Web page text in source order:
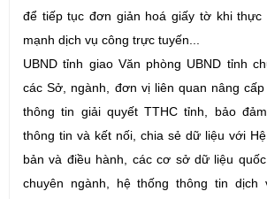
để tiếp tục đơn giản hoá giấy tờ khi thực
mạnh dịch vụ công trực tuyến...
UBND tỉnh giao Văn phòng UBND tỉnh
các Sở, ngành, đơn vị liên quan nâng
thông tin giải quyết TTHC tỉnh, bảo
thông tin và kết nối, chia sẻ dữ liệu với
bản và điều hành, các cơ sở dữ liệu
chuyên ngành, hệ thống thông tin dịch